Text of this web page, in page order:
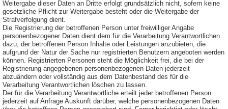
Weitergabe dieser Daten an Dritte erfolgt grundsätzlich nicht, sofern keine
gesetzliche Pflicht zur Weitergabe besteht oder die Weitergabe der
Strafverfolgung dient.
Die Registrierung der betroffenen Person unter freiwilliger Angabe
personenbezogener Daten dient dem für die Verarbeitung Verantwortlichen
dazu, der betroffenen Person Inhalte oder Leistungen anzubieten, die
aufgrund der Natur der Sache nur registrierten Benutzern angeboten werden
können. Registrierten Personen steht die Möglichkeit frei, die bei der
Registrierung angegebenen personenbezogenen Daten jederzeit
abzuändern oder vollständig aus dem Datenbestand des für die
Verarbeitung Verantwortlichen löschen zu lassen.
Der für die Verarbeitung Verantwortliche erteilt jeder betroffenen Person
jederzeit auf Anfrage Auskunft darüber, welche personenbezogenen Daten